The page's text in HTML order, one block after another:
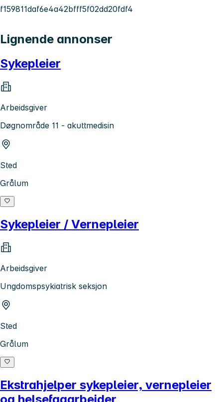
f159811daf6e4a42bfff5f02dd20fdf4
Lignende annonser
Sykepleier
Arbeidsgiver
Døgnområde 11 - akuttmedisin
Sted
Grålum
Sykepleier / Vernepleier
Arbeidsgiver
Ungdomspsykiatrisk seksjon
Sted
Grålum
Ekstrahjelper sykepleier, vernepleier